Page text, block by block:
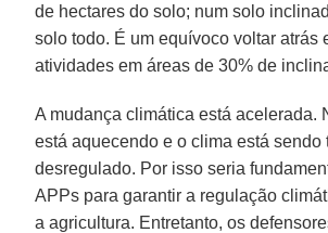
de hectares do solo; num solo
solo todo. É um equívoco voltar atrás
atividades em áreas de 30% de
A mudança climática está acelerada.
está aquecendo e o clima está sendo
desregulado. Por isso seria
APPs para garantir a regulação
a agricultura. Entretanto, os